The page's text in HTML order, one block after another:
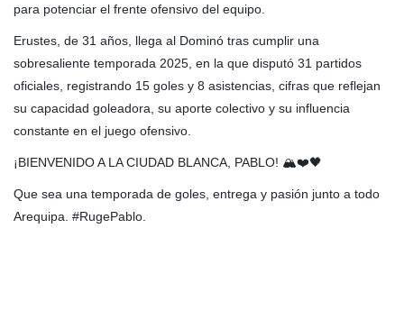
para potenciar el frente ofensivo del equipo.
Erustes, de 31 años, llega al Dominó tras cumplir una
sobresaliente temporada 2025, en la que disputó 31 partidos
oficiales, registrando 15 goles y 8 asistencias, cifras que reflejan
su capacidad goleadora, su aporte colectivo y su influencia
constante en el juego ofensivo.
¡BIENVENIDO A LA CIUDAD BLANCA, PABLO! 🏔️❤️🖤
Que sea una temporada de goles, entrega y pasión junto a todo
Arequipa. #RugePablo.